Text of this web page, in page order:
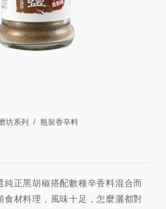
坊系列 瓶裝香辛料
純正黑胡椒搭配數種辛香料混合而
食材料理，風味十足，怎麼灑都對